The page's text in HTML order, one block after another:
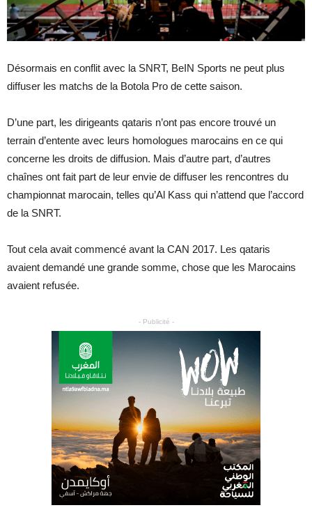
Désormais en conflit avec la SNRT, BeIN Sports ne peut plus
diffuser les matchs de la Botola Pro de cette saison.
D’une part, les dirigeants qataris n’ont pas encore trouvé un
terrain d’entente avec leurs homologues marocains en ce qui
concerne les droits de diffusion. Mais d’autre part, d’autres
chaînes ont fait part de leur envie de diffuser les rencontres du
championnat marocain, telles qu’Al Kass qui n’attend que l’accord
de la SNRT.
Tout cela avait commencé avant la CAN 2017. Les qataris
avaient demandé une grande somme, chose que les Marocains
avaient refusée.
- Publicité -